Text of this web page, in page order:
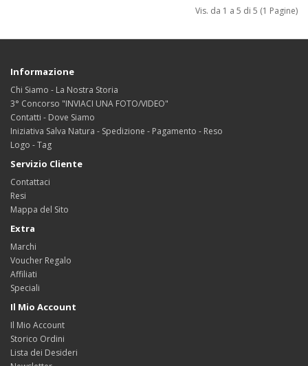
Vis. da 1 a 5 di 5 (1 Pagine)
Informazione
Chi Siamo - La Nostra Storia
3° Concorso "INVIACI UNA FOTO/VIDEO"
Contatti - Dove Siamo
Iniziativa Salva Natura - Spedizione - Pagamento - Reso
Logo - Tag
Servizio Cliente
Contattaci
Resi
Mappa del Sito
Extra
Marchi
Voucher Regalo
Affiliati
Speciali
Il Mio Account
Il Mio Account
Storico Ordini
Lista dei Desideri